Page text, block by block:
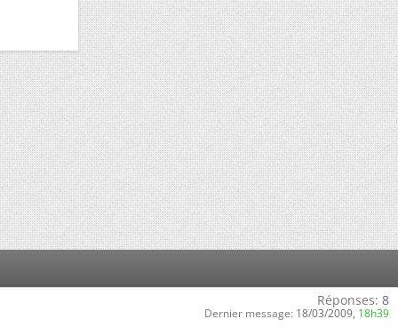
Réponses: 8
Dernier message: 18/03/2009, 18h39